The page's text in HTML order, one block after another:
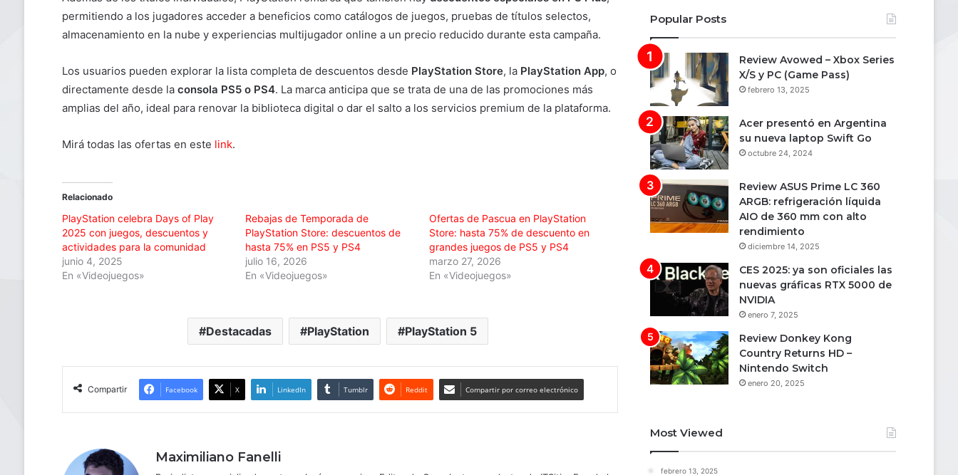
permitiendo a los jugadores acceder a beneficios como catálogos de juegos, pruebas de títulos selectos,
almacenamiento en la nube y experiencias multijugador online a un precio reducido durante esta campaña.
Los usuarios pueden explorar la lista completa de descuentos desde PlayStation Store, la PlayStation App, o
directamente desde la consola PS5 o PS4. La marca anticipa que se trata de una de las promociones más
amplias del año, ideal para renovar la biblioteca digital o dar el salto a los servicios premium de la plataforma.
Mirá todas las ofertas en este link.
Relacionado
PlayStation celebra Days of Play
2025 con juegos, descuentos y
actividades para la comunidad
junio 4, 2025
En «Videojuegos»
Rebajas de Temporada de
PlayStation Store: descuentos de
hasta 75% en PS5 y PS4
julio 16, 2026
En «Videojuegos»
Ofertas de Pascua en PlayStation
Store: hasta 75% de descuento en
grandes juegos de PS5 y PS4
marzo 27, 2026
En «Videojuegos»
Destacadas PlayStation PlayStation 5
Compartir Facebook X LinkedIn Tumblr Reddit Compartir por correo electrónico
Maximiliano Fanelli
Popular Posts
Review Avowed – Xbox Series
X/S y PC (Game Pass)
febrero 13, 2025
Acer presentó en Argentina
su nueva laptop Swift Go
octubre 24, 2024
Review ASUS Prime LC 360
ARGB: refrigeración líquida
AIO de 360 mm con alto
rendimiento
diciembre 14, 2025
CES 2025: ya son oficiales las
nuevas gráficas RTX 5000 de
NVIDIA
enero 7, 2025
Review Donkey Kong
Country Returns HD –
Nintendo Switch
enero 20, 2025
Most Viewed
febrero 13, 2025